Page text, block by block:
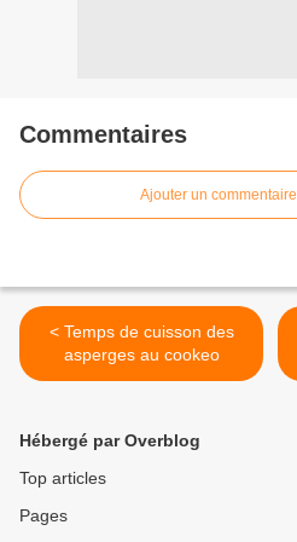
Commentaires
Ajouter un commentaire
< Temps de cuisson des
asperges au cookeo
Hébergé par Overblog
Top articles
Pages